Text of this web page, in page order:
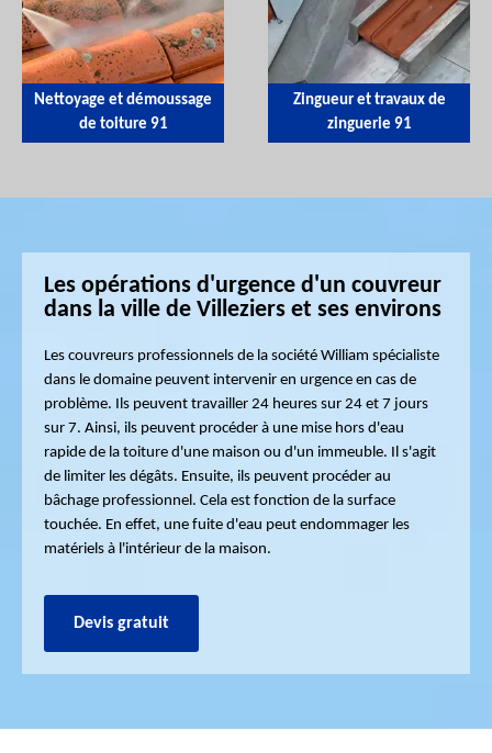
Nettoyage et démoussage
de toiture 91
Zingueur et travaux de
zinguerie 91
Les opérations d'urgence d'un couvreur
dans la ville de Villeziers et ses environs
Les couvreurs professionnels de la société William spécialiste
dans le domaine peuvent intervenir en urgence en cas de
problème. Ils peuvent travailler 24 heures sur 24 et 7 jours
sur 7. Ainsi, ils peuvent procéder à une mise hors d'eau
rapide de la toiture d'une maison ou d'un immeuble. Il s'agit
de limiter les dégâts. Ensuite, ils peuvent procéder au
bâchage professionnel. Cela est fonction de la surface
touchée. En effet, une fuite d'eau peut endommager les
matériels à l'intérieur de la maison.
Devis gratuit